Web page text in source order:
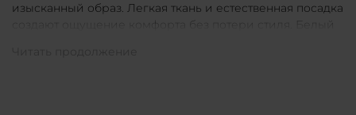
изысканный образ. Легкая ткань и естественная посадка
создают ощущение комфорта без потери стиля. Белый